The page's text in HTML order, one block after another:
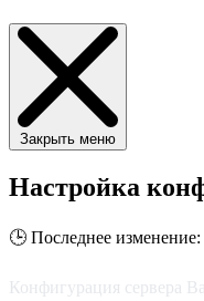
Закрыть меню
Настройка
🕒
Конфигурация сервера